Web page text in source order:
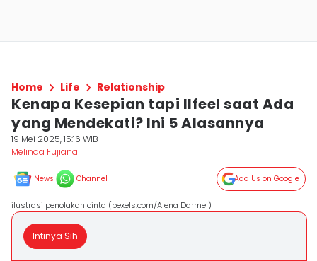
Home Life Relationship
Kenapa Kesepian tapi Ilfeel saat Ada
yang Mendekati? Ini 5 Alasannya
19 Mei 2025, 15:16 WIB
Melinda Fujiana
News Channel Add Us on Google
ilustrasi penolakan cinta (pexels.com/Alena Darmel)
Intinya Sih